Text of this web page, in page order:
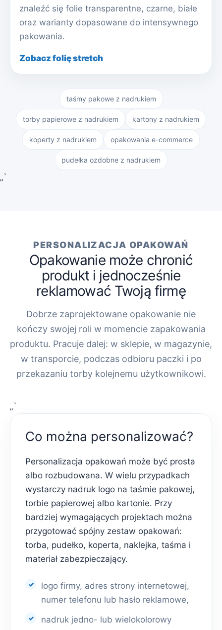
znaleźć się folie transparentne, czarne, białe
oraz warianty dopasowane do intensywnego
pakowania.
Zobacz folię stretch
taśmy pakowe z nadrukiem
torby papierowe z nadrukiem kartony z nadrukiem
koperty z nadrukiem opakowania e-commerce
pudełka ozdobne z nadrukiem
„`
PERSONALIZACJA OPAKOWAŃ
Opakowanie może chronić
produkt i jednocześnie
reklamować Twoją firmę
Dobrze zaprojektowane opakowanie nie
kończy swojej roli w momencie zapakowania
produktu. Pracuje dalej: w sklepie, w magazynie,
w transporcie, podczas odbioru paczki i po
przekazaniu torby kolejnemu użytkownikowi.
„`
Co można personalizować?
Personalizacja opakowań może być prosta
albo rozbudowana. W wielu przypadkach
wystarczy nadruk logo na taśmie pakowej,
torbie papierowej albo kartonie. Przy
bardziej wymagających projektach można
przygotować spójny zestaw opakowań:
torba, pudełko, koperta, naklejka, taśma i
materiał zabezpieczający.
logo firmy, adres strony internetowej,
numer telefonu lub hasło reklamowe,
nadruk jedno- lub wielokolorowy